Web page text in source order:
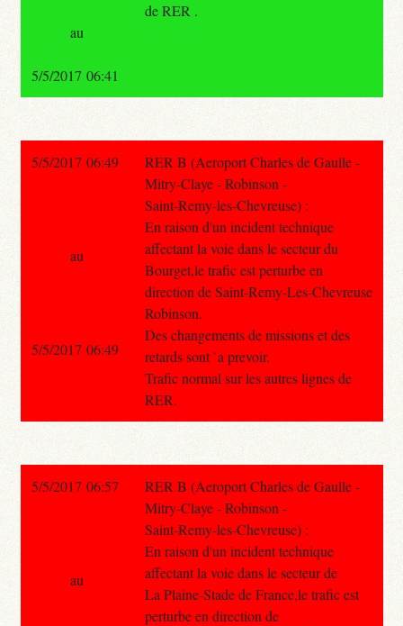
de RER .
au
5/5/2017 06:41
5/5/2017 06:49
RER B (Aeroport Charles de Gaulle -
Mitry-Claye - Robinson -
Saint-Remy-les-Chevreuse) :
En raison d'un incident technique
affectant la voie dans le secteur du
Bourget,le trafic est perturbe en
direction de Saint-Remy-Les-Chevreuse
Robinson.
Des changements de missions et des
retards sont `a prevoir.
Trafic normal sur les autres lignes de
RER.
au
5/5/2017 06:49
5/5/2017 06:57
RER B (Aeroport Charles de Gaulle -
Mitry-Claye - Robinson -
Saint-Remy-les-Chevreuse) :
En raison d'un incident technique
affectant la voie dans le secteur de
La Plaine-Stade de France,le trafic est
perturbe en direction de
au